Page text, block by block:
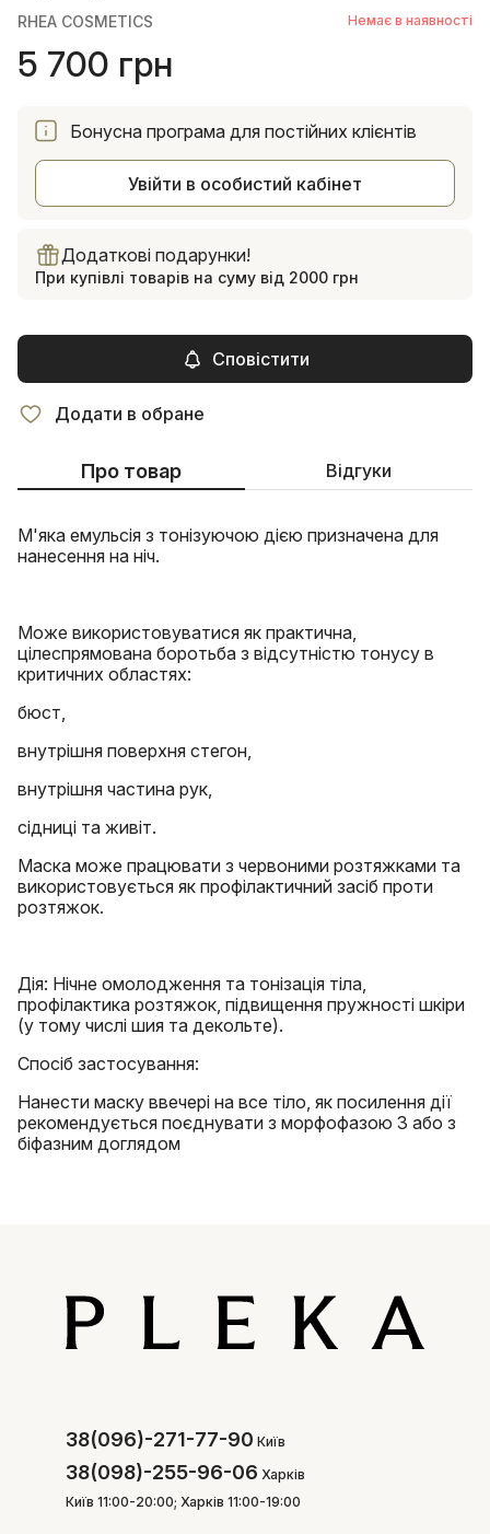
RHEA COSMETICS
Немає в наявності
5 700 грн
Бонусна програма для постійних клієнтів
Увійти в особистий кабінет
Додаткові подарунки!
При купівлі товарів на суму від 2000 грн
Сповістити
Додати в обране
Про товар Відгуки
М'яка емульсія з тонізуючою дією призначена для
нанесення на ніч.
Може використовуватися як практична,
цілеспрямована боротьба з відсутністю тонусу в
критичних областях:
бюст,
внутрішня поверхня стегон,
внутрішня частина рук,
сідниці та живіт.
Маска може працювати з червоними розтяжками та
використовується як профілактичний засіб проти
розтяжок.
Дія: Нічне омолодження та тонізація тіла,
профілактика розтяжок, підвищення пружності шкіри
(у тому числі шия та декольте).
Спосіб застосування:
Нанести маску ввечері на все тіло, як посилення дії
рекомендується поєднувати з морфофазою 3 або з
біфазним доглядом
38(096)-271-77-90 Київ
38(098)-255-96-06 Харків
Київ 11:00-20:00; Харків 11:00-19:00